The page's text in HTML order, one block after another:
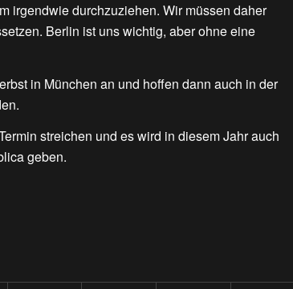
irgendwie durchzuziehen. Wir müssen daher
Berlin ist uns wichtig, aber ohne eine
in München an und hoffen dann auch in der
streichen und es wird in diesem Jahr auch
geben.